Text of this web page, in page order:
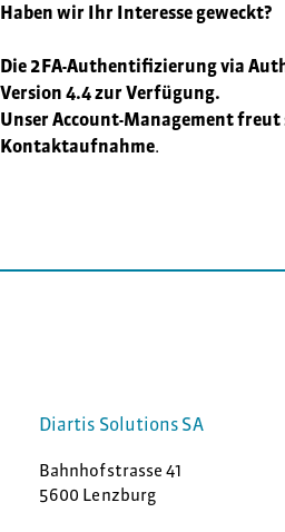
Haben wir Ihr Interesse geweckt?
Die 2FA-Authentifizierung via
Version 4.4 zur Verfügung.
Unser Account-Management freut
Kontaktaufnahme.
Diartis Solutions SA
Bahnhofstrasse 41
5600 Lenzburg